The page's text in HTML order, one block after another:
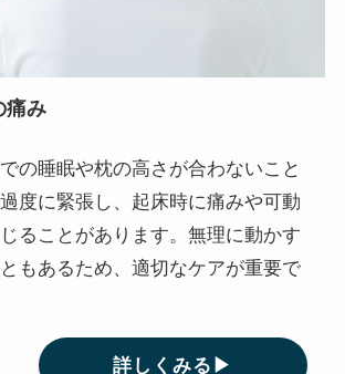
痛み
の睡眠や枕の高さが合わないこと
度に緊張し、起床時に痛みや可動
ることがあります。無理に動かす
もあるため、適切なケアが重要で
詳しくみる▶